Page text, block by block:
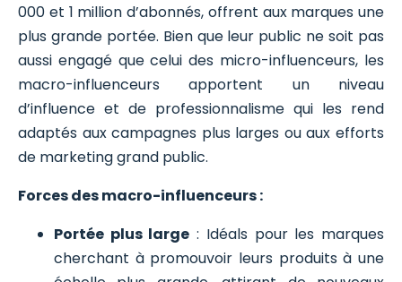
000 et 1 million d’abonnés, offrent aux marques une
plus grande portée. Bien que leur public ne soit pas
aussi engagé que celui des micro-influenceurs, les
macro-influenceurs apportent un niveau
d’influence et de professionnalisme qui les rend
adaptés aux campagnes plus larges ou aux efforts
de marketing grand public.
Forces des macro-influenceurs :
Portée plus large : Idéals pour les marques
cherchant à promouvoir leurs produits à une